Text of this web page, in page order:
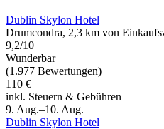
Dublin Skylon Hotel
Drumcondra, 2,3 km von
9,2/10
Wunderbar
(1.977 Bewertungen)
110 €
inkl. Steuern & Gebühren
9. Aug.–10. Aug.
Dublin Skylon Hotel